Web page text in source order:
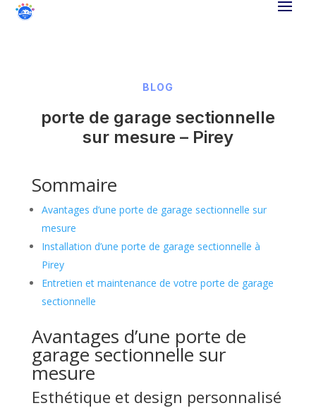
BLOG
porte de garage sectionnelle
sur mesure – Pirey
Sommaire
Avantages d’une porte de garage sectionnelle sur
mesure
Installation d’une porte de garage sectionnelle à
Pirey
Entretien et maintenance de votre porte de garage
sectionnelle
Avantages d’une porte de
garage sectionnelle sur
mesure
Esthétique et design personnalisé